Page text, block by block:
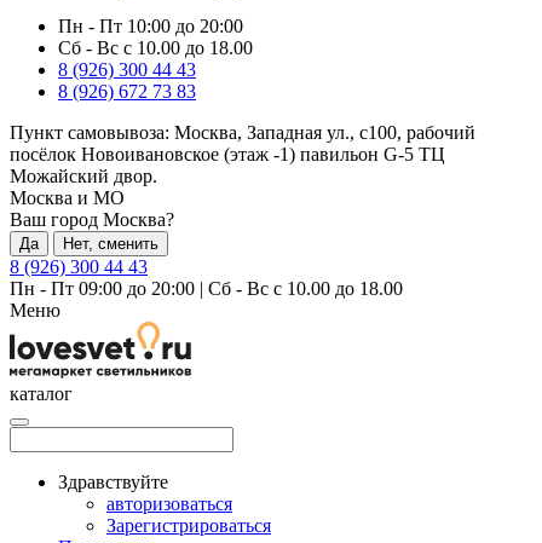
Пн - Пт 10:00 до 20:00
Сб - Вс с 10.00 до 18.00
8 (926) 300 44 43
8 (926) 672 73 83
Пункт самовывоза: Москва, Западная ул., с100, рабочий
посёлок Новоивановское (этаж -1) павильон G-5 ТЦ
Можайский двор.
Москва и МО
Ваш город Москва?
Да Нет, сменить
8 (926) 300 44 43
Пн - Пт 09:00 до 20:00 | Сб - Вс с 10.00 до 18.00
Меню
каталог
Здравствуйте
авторизоваться
Зарегистрироваться